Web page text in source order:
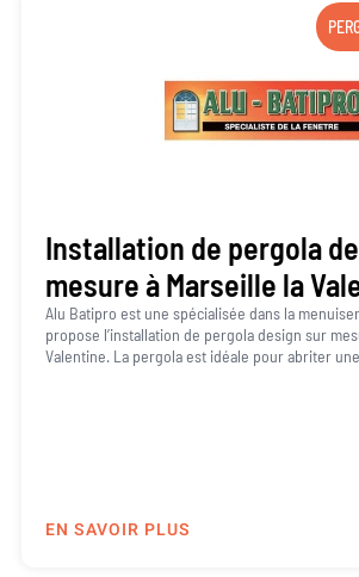
Installation de pergola
mesure à Marseille la
Alu Batipro est une spécialisée dans la
propose l’installation de pergola design sur
Valentine. La pergola est idéale pour abriter
EN SAVOIR PLUS